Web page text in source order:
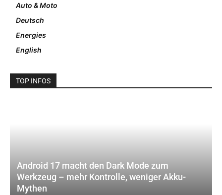
Auto & Moto
Deutsch
Energies
English
TOP INFOS
Android 17 macht den Dark Mode zum
Werkzeug – mehr Kontrolle, weniger Akku-
Mythen